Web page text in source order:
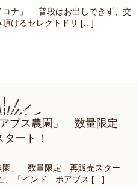
コナ」 普段はお出しできず、交
頂けるセレクトドリ […]
ブス農園」 数量限定
ート！
園」 数量限定 再販売スター
、「インド ポアブス […]